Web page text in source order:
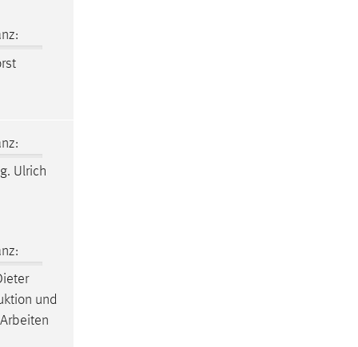
Ulrich
und